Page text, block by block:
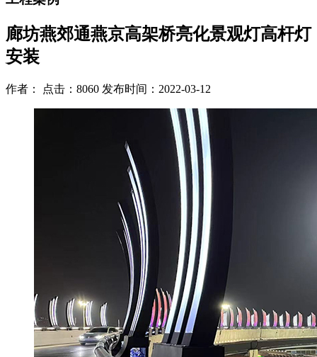
廊坊燕郊通燕京高架桥亮化景观灯高杆灯
安装
作者： 点击：8060 发布时间：2022-03-12